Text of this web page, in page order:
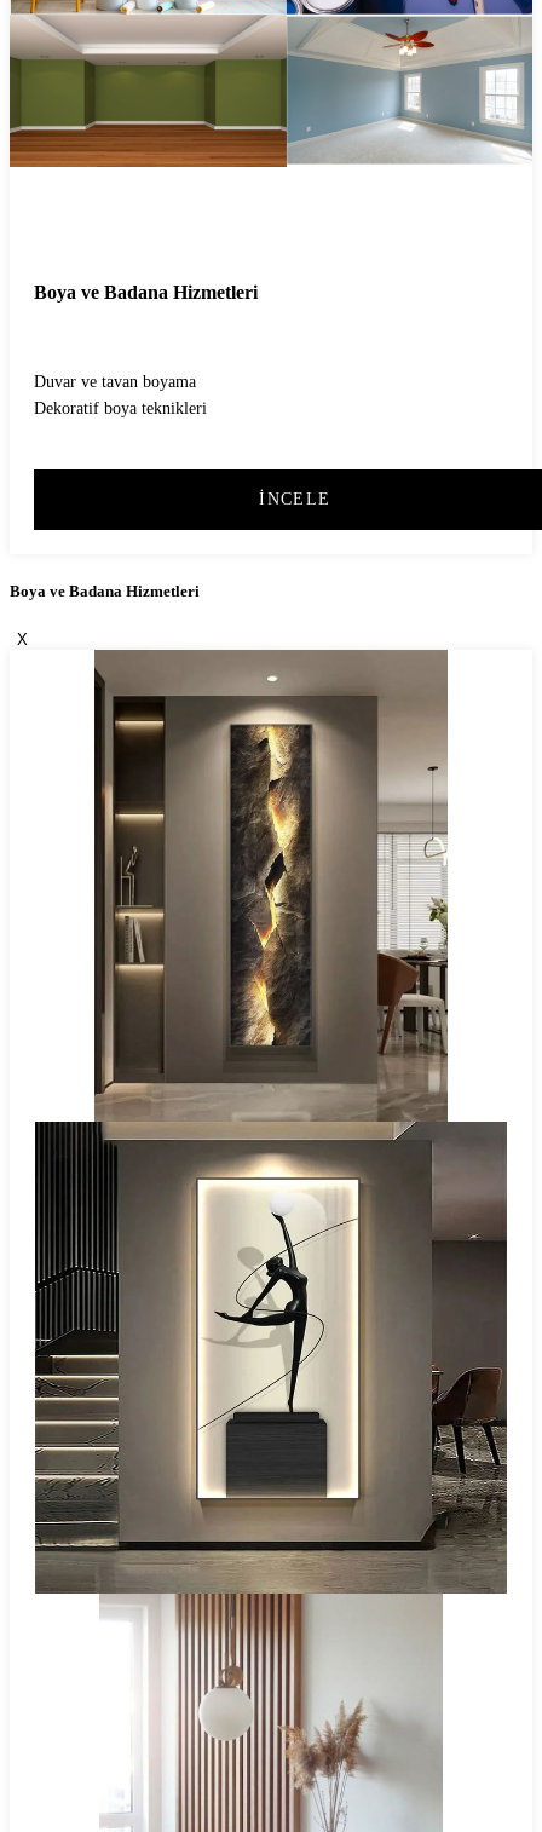
Boya ve Badana Hizmetleri
Duvar ve tavan boyama
Dekoratif boya teknikleri
İNCELE
Boya ve Badana Hizmetleri
X